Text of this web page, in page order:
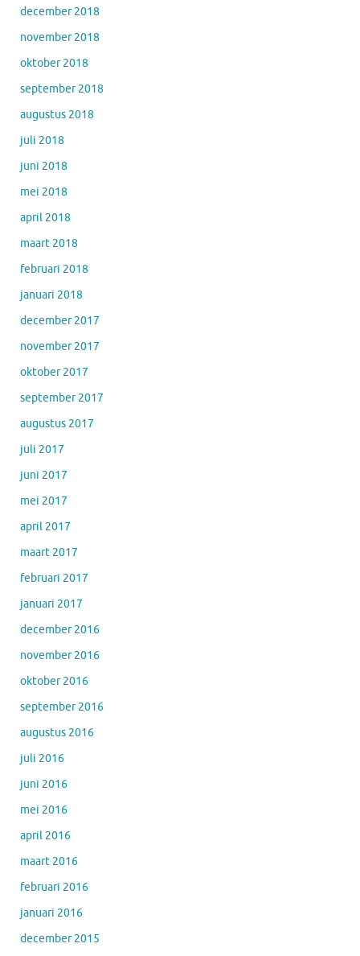
december 2018
november 2018
oktober 2018
september 2018
augustus 2018
juli 2018
juni 2018
mei 2018
april 2018
maart 2018
februari 2018
januari 2018
december 2017
november 2017
oktober 2017
september 2017
augustus 2017
juli 2017
juni 2017
mei 2017
april 2017
maart 2017
februari 2017
januari 2017
december 2016
november 2016
oktober 2016
september 2016
augustus 2016
juli 2016
juni 2016
mei 2016
april 2016
maart 2016
februari 2016
januari 2016
december 2015